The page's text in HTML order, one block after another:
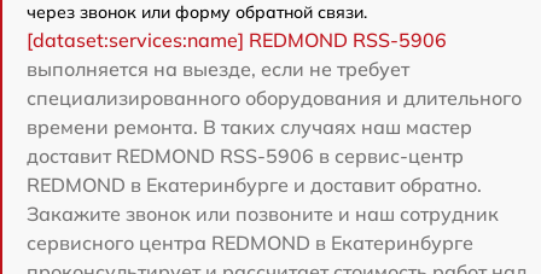
через звонок или форму обратной связи.
[dataset:services:name] REDMOND RSS-5906
выполняется на выезде, если не требует
специализированного оборудования и длительного
времени ремонта. В таких случаях наш мастер
доставит REDMOND RSS-5906 в сервис-центр
REDMOND в Екатеринбурге и доставит обратно.
Закажите звонок или позвоните и наш сотрудник
сервисного центра REDMOND в Екатеринбурге